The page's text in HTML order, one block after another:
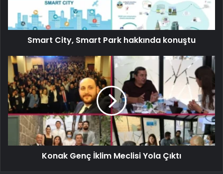
Smart City, Smart Park hakkında konuştu
Konak Genç İklim Meclisi Yola Çıktı